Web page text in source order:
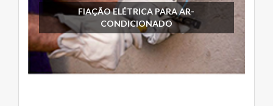
FIAÇÃO ELÉTRICA PARA AR-
CONDICIONADO